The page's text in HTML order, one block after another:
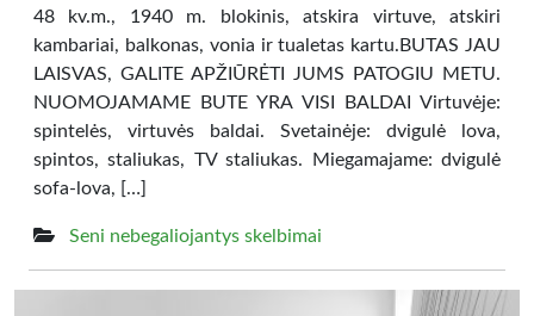
48 kv.m., 1940 m. blokinis, atskira virtuve, atskiri
kambariai, balkonas, vonia ir tualetas kartu.BUTAS JAU
LAISVAS, GALITE APŽIŪRĖTI JUMS PATOGIU METU.
NUOMOJAMAME BUTE YRA VISI BALDAI Virtuvėje:
spintelės, virtuvės baldai. Svetainėje: dvigulė lova,
spintos, staliukas, TV staliukas. Miegamajame: dvigulė
sofa-lova, […]
Seni nebegaliojantys skelbimai